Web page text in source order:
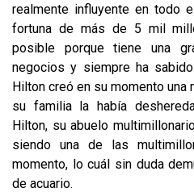
realmente influyente en todo
fortuna de más de 5 mil
posible porque tiene una
negocios y siempre ha
Hilton creó en su momento una
su familia la había
Hilton, su abuelo
siendo una de las
momento, lo cuál sin duda
de acuario.